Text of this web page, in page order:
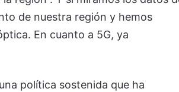
de nuestra región y hemos
En cuanto a 5G, ya
política sostenida que ha